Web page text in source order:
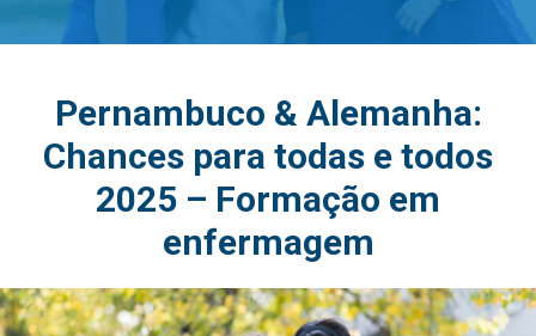
Pernambuco & Alemanha:
Chances para todas e todos
2025 – Formação em
enfermagem